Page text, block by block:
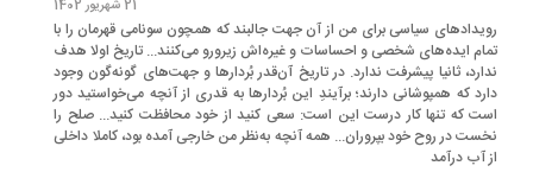
سیاسی برای من از آن جهت جالبند که همچون سونامی قهرمان را با
ایده‌های شخصی و احساسات و غیره‌اش زیرورو می‌کنند... تاریخ اولا هدف
ثانیا پیشرفت ندارد. در تاریخ آن‌قدر بُردارها و جهت‌های گونه‌گون وجود
که همپوشانی دارند؛ برآیندِ این بُردارها به قدری از آنچه می‌خواستید دور
که تنها کار درست این است: سعی کنید از خود محافظت کنید... صلح را
در روح خود بپروران... همه آنچه به‌نظر من خارجی آمده بود، کاملا داخلی
آب درآمد